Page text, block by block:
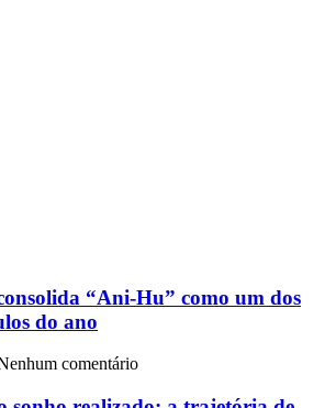
“Ani-Hu” como um dos
do ano
comentário